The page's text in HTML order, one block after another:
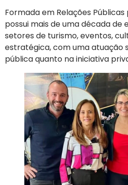
Formada em Relações Públicas
possui mais de uma década de
setores de turismo, eventos,
estratégica, com uma atuação
pública quanto na iniciativa